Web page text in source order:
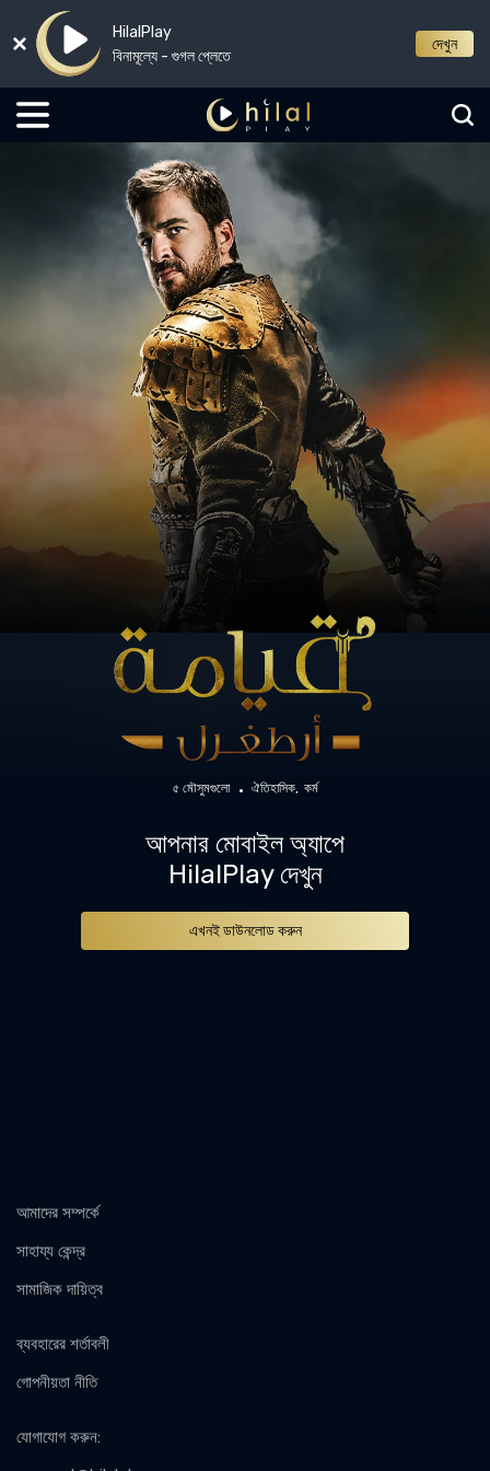
HilalPlay
বিনামূল্যে - গুগল প্লেতে
দেখুন
৫ মৌসুমগুলো ঐতিহাসিক কর্ম
আপনার মোবাইল অ্যাপে
HilalPlay দেখুন
এখনই ডাউনলোড করুন
আমাদের সম্পর্কে
সাহায্য কেন্দ্র
সামাজিক দায়িত্ব
ব্যবহারের শর্তাবলী
গোপনীয়তা নীতি
যোগাযোগ করুন: